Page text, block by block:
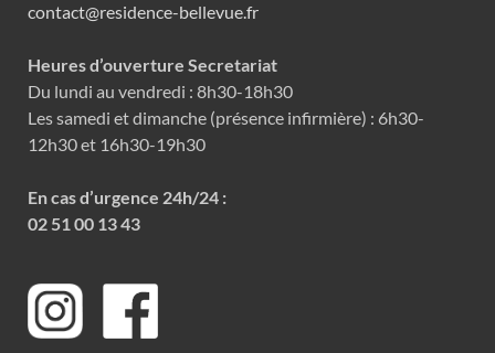
contact@residence-bellevue.fr
Heures d’ouverture Secretariat
Du lundi au vendredi : 8h30-18h30
Les samedi et dimanche (présence infirmière) : 6h30-
12h30 et 16h30-19h30
En cas d’urgence 24h/24 :
02 51 00 13 43